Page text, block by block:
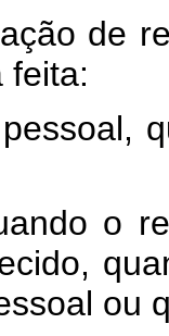
de
feita:
o
ou